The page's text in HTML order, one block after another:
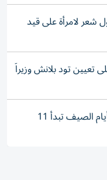
لامرأة على قيد
تود بلانش وزيراً
الإمارات.. «مرخيات القلايد» أشدّ أيام الصيف تبدأ 11